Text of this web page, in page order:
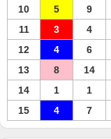
10
5 9
11
3 4
12
4 6
13
8 14
14
1 1
15
4 7